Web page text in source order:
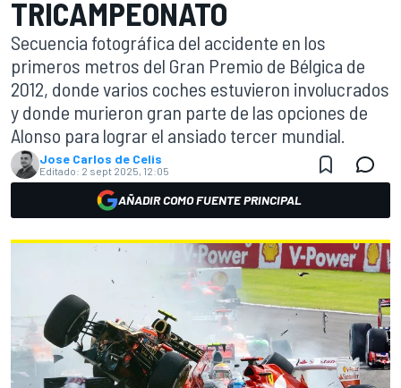
TRICAMPEONATO
Secuencia fotográfica del accidente en los
primeros metros del Gran Premio de Bélgica de
2012, donde varios coches estuvieron involucrados
y donde murieron gran parte de las opciones de
Alonso para lograr el ansiado tercer mundial.
Jose Carlos de Celis
Editado: 2 sept 2025, 12:05
AÑADIR COMO FUENTE PRINCIPAL